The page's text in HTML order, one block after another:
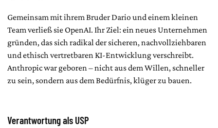
Gemeinsam mit ihrem Bruder Dario und einem kleinen
Team verließ sie OpenAI. Ihr Ziel: ein neues Unternehmen
gründen, das sich radikal der sicheren, nachvollziehbaren
und ethisch vertretbaren KI-Entwicklung verschreibt.
Anthropic war geboren – nicht aus dem Willen, schneller
zu sein, sondern aus dem Bedürfnis, klüger zu bauen.
Verantwortung als USP